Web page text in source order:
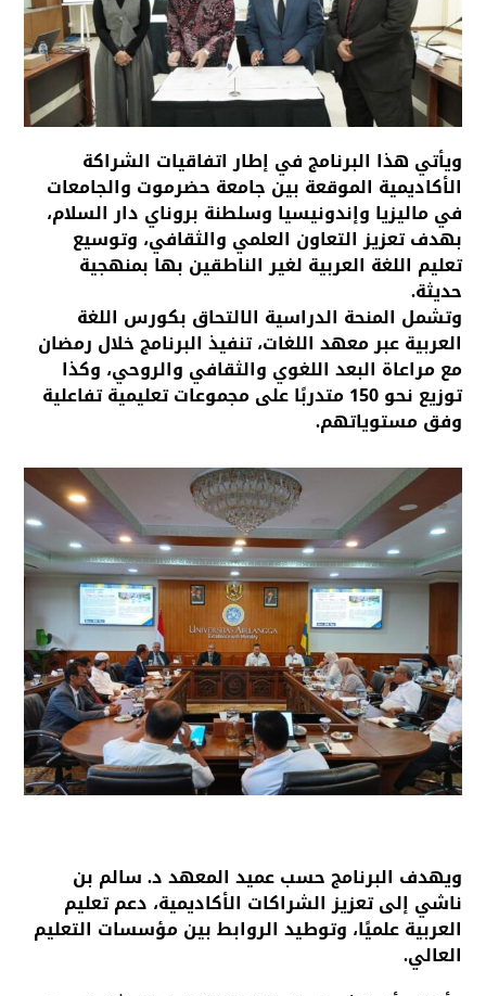
ويأتي هذا البرنامج في إطار اتفاقيات الشراكة
الأكاديمية الموقعة بين جامعة حضرموت والجامعات
في ماليزيا وإندونيسيا وسلطنة بروناي دار السلام،
بهدف تعزيز التعاون العلمي والثقافي، وتوسيع
تعليم اللغة العربية لغير الناطقين بها بمنهجية
حديثة.
وتشمل المنحة الدراسية الالتحاق بكورس اللغة
العربية عبر معهد اللغات، تنفيذ البرنامج خلال رمضان
مع مراعاة البعد اللغوي والثقافي والروحي، وكذا
توزيع نحو 150 متدربًا على مجموعات تعليمية تفاعلية
وفق مستوياتهم.
ويهدف البرنامج حسب عميد المعهد د. سالم بن
ناشي إلى تعزيز الشراكات الأكاديمية، دعم تعليم
العربية علميًا، وتوطيد الروابط بين مؤسسات التعليم
العالي.